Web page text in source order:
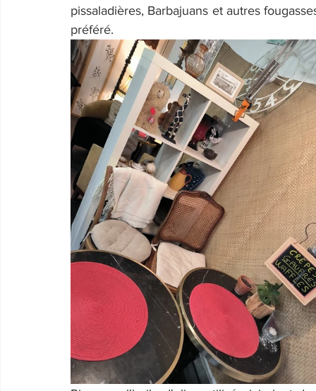
pissaladières, Barbajuans et autres
préféré.